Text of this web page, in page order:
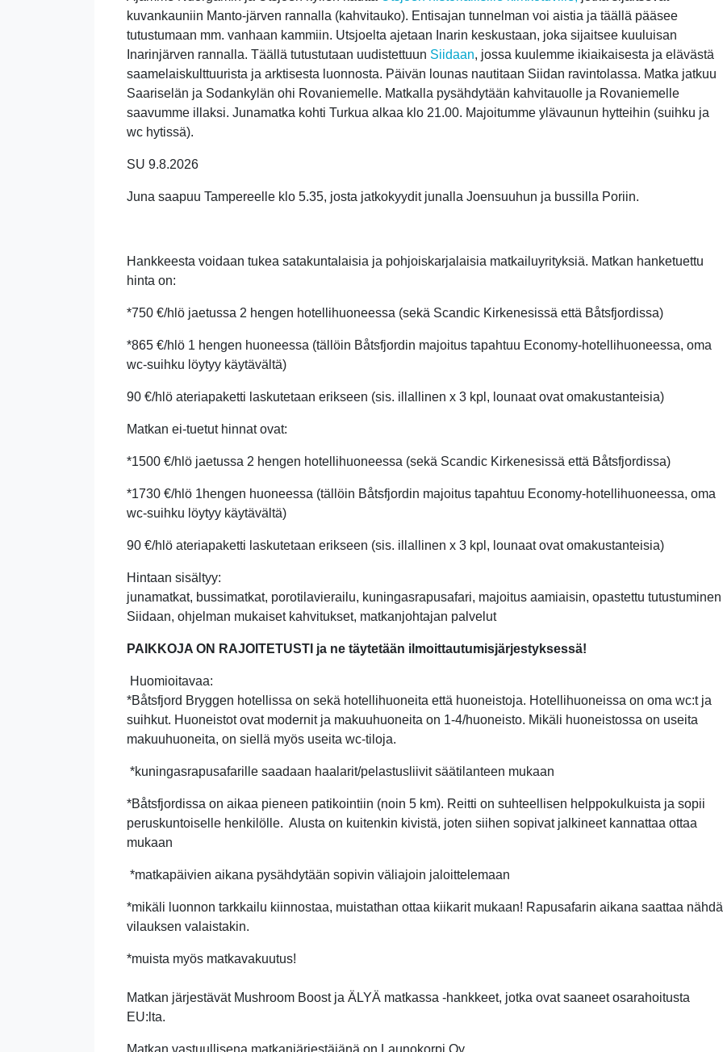
kuvankauniin Manto-järven rannalla (kahvitauko). Entisajan tunnelman voi aistia ja täällä pääsee
tutustumaan mm. vanhaan kammiin. Utsjoelta ajetaan Inarin keskustaan, joka sijaitsee kuuluisan
Inarinjärven rannalla. Täällä tutustutaan uudistettuun Siidaan, jossa kuulemme ikiaikaisesta ja elävästä
saamelaiskulttuurista ja arktisesta luonnosta. Päivän lounas nautitaan Siidan ravintolassa. Matka jatkuu
Saariselän ja Sodankylän ohi Rovaniemelle. Matkalla pysähdytään kahvitauolle ja Rovaniemelle
saavumme illaksi. Junamatka kohti Turkua alkaa klo 21.00. Majoitumme ylävaunun hytteihin (suihku ja
wc hytissä).
SU 9.8.2026
Juna saapuu Tampereelle klo 5.35, josta jatkokyydit junalla Joensuuhun ja bussilla Poriin.
Hankkeesta voidaan tukea satakuntalaisia ja pohjoiskarjalaisia matkailuyrityksiä. Matkan hanketuettu
hinta on:
*750 €/hlö jaetussa 2 hengen hotellihuoneessa (sekä Scandic Kirkenesissä että Båtsfjordissa)
*865 €/hlö 1 hengen huoneessa (tällöin Båtsfjordin majoitus tapahtuu Economy-hotellihuoneessa, oma
wc-suihku löytyy käytävältä)
90 €/hlö ateriapaketti laskutetaan erikseen (sis. illallinen x 3 kpl, lounaat ovat omakustanteisia)
Matkan ei-tuetut hinnat ovat:
*1500 €/hlö jaetussa 2 hengen hotellihuoneessa (sekä Scandic Kirkenesissä että Båtsfjordissa)
*1730 €/hlö 1hengen huoneessa (tällöin Båtsfjordin majoitus tapahtuu Economy-hotellihuoneessa, oma
wc-suihku löytyy käytävältä)
90 €/hlö ateriapaketti laskutetaan erikseen (sis. illallinen x 3 kpl, lounaat ovat omakustanteisia)
Hintaan sisältyy:
junamatkat, bussimatkat, porotilavierailu, kuningasrapusafari, majoitus aamiaisin, opastettu tutustuminen
Siidaan, ohjelman mukaiset kahvitukset, matkanjohtajan palvelut
PAIKKOJA ON RAJOITETUSTI ja ne täytetään ilmoittautumisjärjestyksessä!
Huomioitavaa:
*Båtsfjord Bryggen hotellissa on sekä hotellihuoneita että huoneistoja. Hotellihuoneissa on oma wc:t ja
suihkut. Huoneistot ovat modernit ja makuuhuoneita on 1-4/huoneisto. Mikäli huoneistossa on useita
makuuhuoneita, on siellä myös useita wc-tiloja.
*kuningasrapusafarille saadaan haalarit/pelastusliivit säätilanteen mukaan
*Båtsfjordissa on aikaa pieneen patikointiin (noin 5 km). Reitti on suhteellisen helppokulkuista ja sopii
peruskuntoiselle henkilölle. Alusta on kuitenkin kivistä, joten siihen sopivat jalkineet kannattaa ottaa
mukaan
*matkapäivien aikana pysähdytään sopivin väliajoin jaloittelemaan
*mikäli luonnon tarkkailu kiinnostaa, muistathan ottaa kiikarit mukaan! Rapusafarin aikana saattaa nähdä
vilauksen valaistakin.
*muista myös matkavakuutus!
Matkan järjestävät Mushroom Boost ja ÄLYÄ matkassa -hankkeet, jotka ovat saaneet osarahoitusta
EU:lta.
Matkan vastuullisena matkanjärjestäjänä on Launokorpi Oy.